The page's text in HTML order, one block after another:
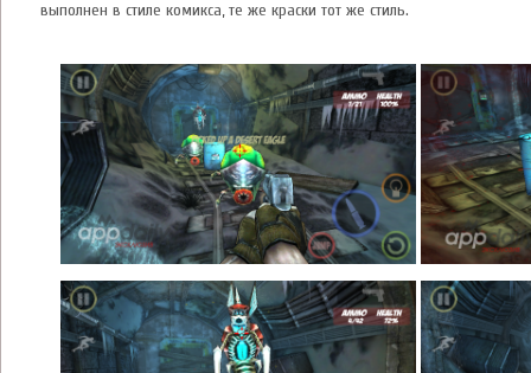
выполнен в стиле комикса, те же краски тот же стиль.